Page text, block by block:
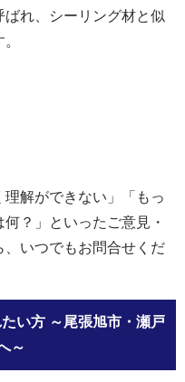
れ、シーリング材と似
解ができない」「もっ
？」といったご意見・
、いつでもお問合せくだ
い方 ～尾張旭市・瀬戸
～